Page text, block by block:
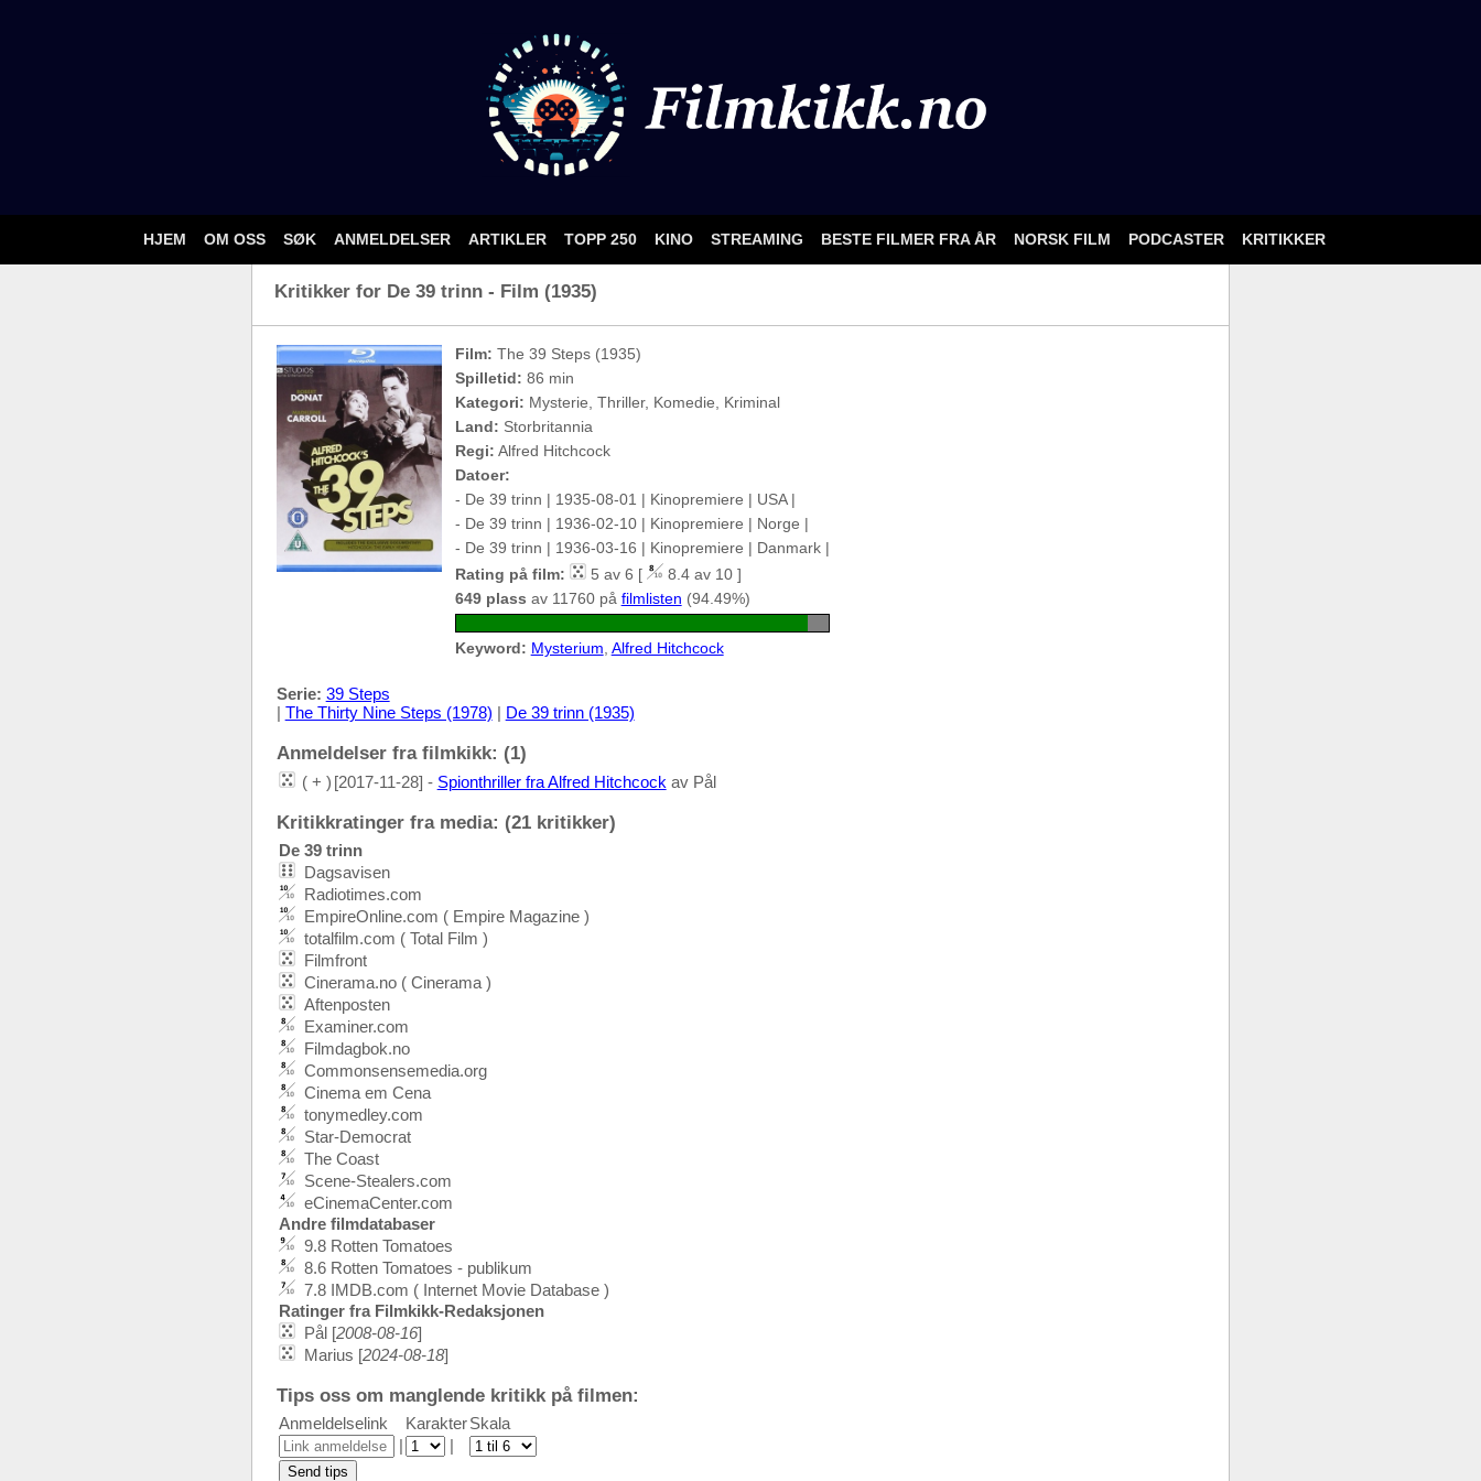
HJEM OM OSS SØK ANMELDELSER ARTIKLER TOPP 250 KINO STREAMING BESTE FILMER FRA ÅR NORSK FILM PODCASTER KRITIKKER
Kritikker for De 39 trinn - Film (1935)
Film: The 39 Steps (1935)
Spilletid: 86 min
Kategori: Mysterie, Thriller, Komedie, Kriminal
Land: Storbritannia
Regi: Alfred Hitchcock
Datoer:
- De 39 trinn | 1935-08-01 | Kinopremiere | USA |
- De 39 trinn | 1936-02-10 | Kinopremiere | Norge |
- De 39 trinn | 1936-03-16 | Kinopremiere | Danmark |
Rating på film:
5 av 6 [
8.4 av 10 ]
649 plass av 11760 på filmlisten (94.49%)
Keyword: Mysterium Alfred Hitchcock
Serie: 39 Steps
| The Thirty Nine Steps (1978) | De 39 trinn (1935)
Anmeldelser fra filmkikk: (1)
( + ) [2017-11-28] - Spionthriller fra Alfred Hitchcock av Pål
Kritikkratinger fra media: (21 kritikker)
De 39 trinn
Dagsavisen
Radiotimes.com
EmpireOnline.com ( Empire Magazine )
totalfilm.com ( Total Film )
Filmfront
Cinerama.no ( Cinerama )
Aftenposten
Examiner.com
Filmdagbok.no
Commonsensemedia.org
Cinema em Cena
tonymedley.com
Star-Democrat
The Coast
Scene-Stealers.com
eCinemaCenter.com
Andre filmdatabaser
9.8 Rotten Tomatoes
8.6 Rotten Tomatoes - publikum
7.8 IMDB.com ( Internet Movie Database )
Ratinger fra Filmkikk-Redaksjonen
Pål [2008-08-16]
Marius [2024-08-18]
Tips oss om manglende kritikk på filmen:
Anmeldelselink KarakterSkala
|
|